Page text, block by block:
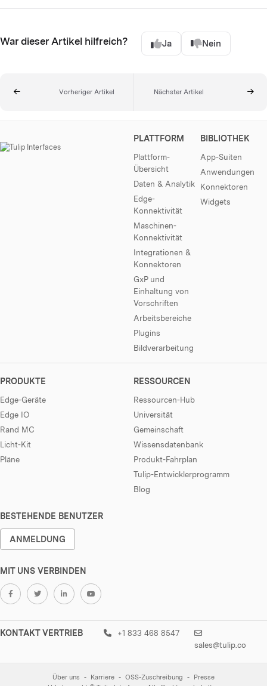
War dieser Artikel hilfreich? Ja Nein
Vorheriger Artikel Nächster Artikel
PLATTFORM
Plattform-
Übersicht
Daten & Analytik
Edge-
Konnektivität
Maschinen-
Konnektivität
Integrationen &
Konnektoren
GxP und
Einhaltung von
Vorschriften
Arbeitsbereiche
Plugins
Bildverarbeitung
BIBLIOTHEK
App-Suiten
Anwendungen
Konnektoren
Widgets
PRODUKTE
Edge-Geräte
Edge IO
Rand MC
Licht-Kit
Pläne
RESSOURCEN
Ressourcen-Hub
Universität
Gemeinschaft
Wissensdatenbank
Produkt-Fahrplan
Tulip-Entwicklerprogramm
Blog
BESTEHENDE BENUTZER
ANMELDUNG
MIT UNS VERBINDEN
KONTAKT VERTRIEB
+1 833 468 8547
sales@tulip.co
Über uns Karriere OSS-Zuschreibung
Presse